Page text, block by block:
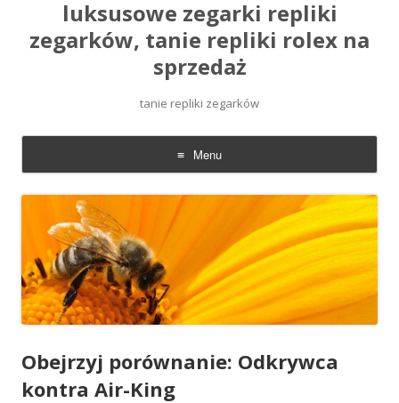
luksusowe zegarki repliki
zegarków, tanie repliki rolex na
sprzedaż
tanie repliki zegarków
Menu
Skip
to
Obejrzyj porównanie: Odkrywca
kontra Air-King